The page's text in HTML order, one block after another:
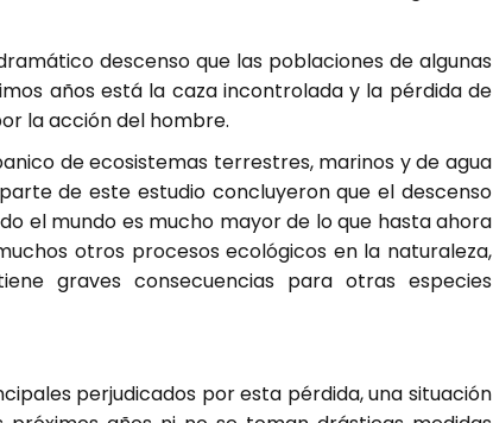
descenso que las poblaciones de algunas
años está la caza incontrolada y la pérdida de
la acción del hombre.
de ecosistemas terrestres, marinos y de agua
de este estudio concluyeron que el descenso
el mundo es mucho mayor de lo que hasta ahora
otros procesos ecológicos en la naturaleza,
graves consecuencias para otras especies
perjudicados por esta pérdida, una situación